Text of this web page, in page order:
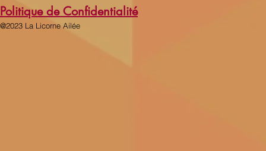
Politique de Confidentialité
@2023 La Licorne Ailée